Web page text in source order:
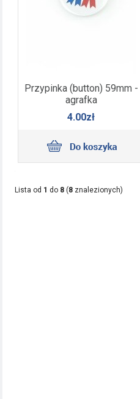
Przypinka (button) 59mm -
agrafka
4.00zł
Lista od 1 do 8 (8 znalezionych)